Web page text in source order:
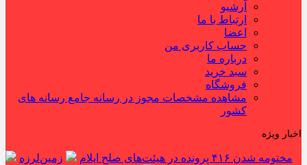
آرشیو
ارتباط با ما
اعضا
حساب کاربری من
درباره ما
سبد خرید
فروشگاه
مشاهده مشخصات مجوز در رسانه جامع رسانه های
کشور
اخبار ویژه
مختومه شدن ۴۱۶ پرونده در هیئت‌های صلح ایلام
زمین‌لرزه